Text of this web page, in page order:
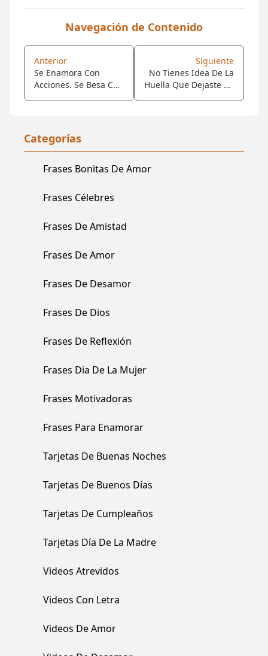
Categorías
Frases Bonitas De Amor
Frases Célebres
Frases De Amistad
Frases De Amor
Frases De Desamor
Frases De Dios
Frases De Reflexión
Frases Dia De La Mujer
Frases Motivadoras
Frases Para Enamorar
Tarjetas De Buenas Noches
Tarjetas De Buenos Días
Tarjetas De Cumpleaños
Tarjetas Día De La Madre
Videos Atrevidos
Videos Con Letra
Videos De Amor
Navegación de Contenido
Anterior
Se Enamora Con
Acciones. Se Besa Con
Y Se Ama Con El Alma.
Siguiente
No Tienes Idea De La
Huella Que Dejaste En